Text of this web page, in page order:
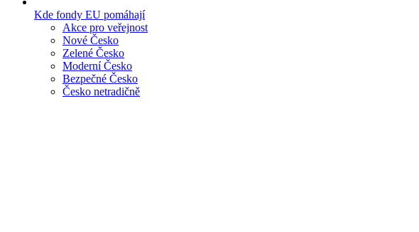
Kde fondy EU pomáhají
Akce pro veřejnost
Nové Česko
Zelené Česko
Moderní Česko
Bezpečné Česko
Česko netradičně